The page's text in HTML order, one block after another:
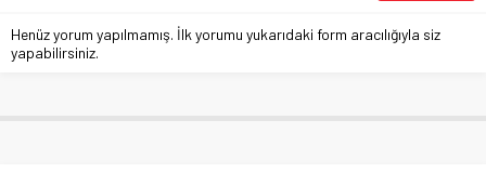
Henüz yorum yapılmamış. İlk yorumu yukarıdaki form aracılığıyla siz
yapabilirsiniz.